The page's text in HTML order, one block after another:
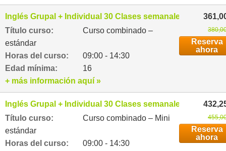
Inglés Grupal + Individual 30 Clases semanales
Título curso:
Curso combinado –
estándar
Horas del curso:
09:00 - 14:30
Edad mínima:
16
Reserva
ahora
+ más información aquí »
Inglés Grupal + Individual 30 Clases semanales
Título curso:
Curso combinado – Mini
estándar
Horas del curso:
09:00 - 14:30
Reserva
ahora